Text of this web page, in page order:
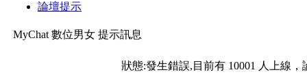
論壇提示
MyChat 數位男女 提示訊息
狀態:發生錯誤,目前有 10001 人上線